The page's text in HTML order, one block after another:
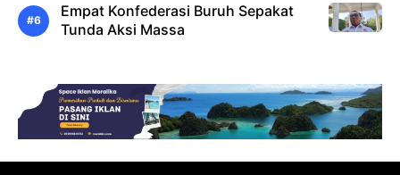
Empat Konfederasi Buruh Sepakat
Tunda Aksi Massa